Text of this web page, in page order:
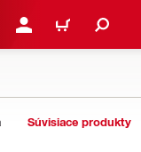
PRIHLÁSIŤ ALEBO
KOŠÍK
Súvisiace produkty